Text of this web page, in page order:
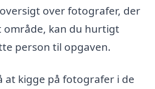
over fotografer, der
område, kan du hurtigt
person til opgaven.
at kigge på fotografer i de